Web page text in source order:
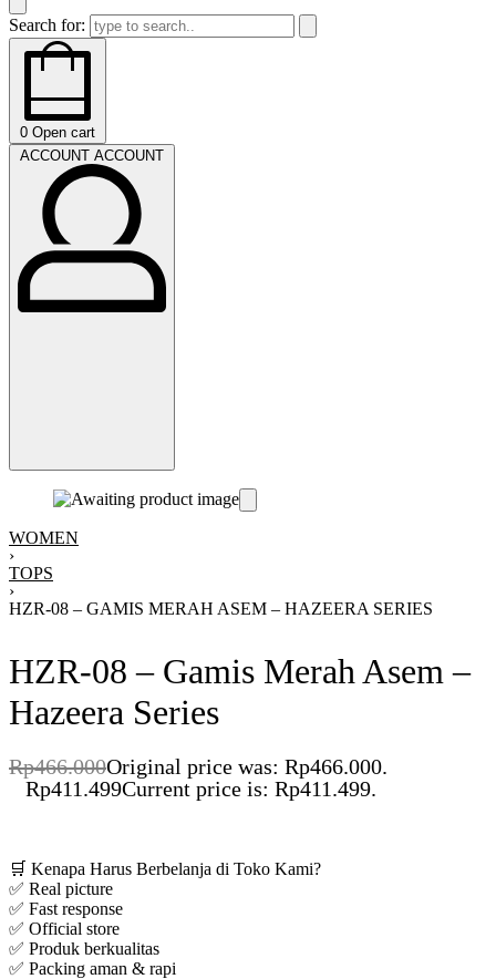
Search for:
0 Open cart
ACCOUNT ACCOUNT
WOMEN
›
TOPS
›
HZR-08 – GAMIS MERAH ASEM – HAZEERA SERIES
HZR-08 – Gamis Merah Asem –
Hazeera Series
Rp466.000Original price was: Rp466.000.
Rp411.499Current price is: Rp411.499.
🛒 Kenapa Harus Berbelanja di Toko Kami?
✅ Real picture
✅ Fast response
✅ Official store
✅ Produk berkualitas
✅ Packing aman & rapi